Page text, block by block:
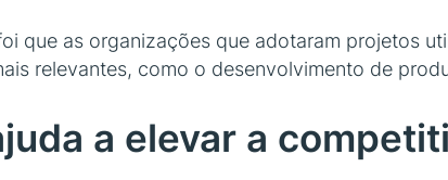
que as organizações que adotaram projetos
relevantes, como o desenvolvimento de
a elevar a